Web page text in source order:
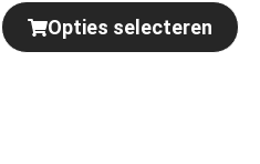
Opties selecteren